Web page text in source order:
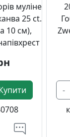
муліне
25 ct.
10 см),
-